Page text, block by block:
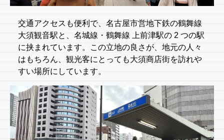
交通アクセスも便利で、名古屋市営地下鉄の鶴舞線
大須観音駅と、名城線・鶴舞線 上前津駅の 2 つの駅
に挟まれています。この立地の良さが、地元の人々
はもちろん、観光客にとっても大須商店街を訪れや
すい場所にしています。